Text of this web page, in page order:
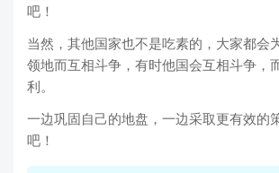
吧！
当然，其他国家也不是吃素的，大家都会
领地而互相斗争，有时他国会互相斗争，
利。
一边巩固自己的地盘，一边采取更有效的
吧！